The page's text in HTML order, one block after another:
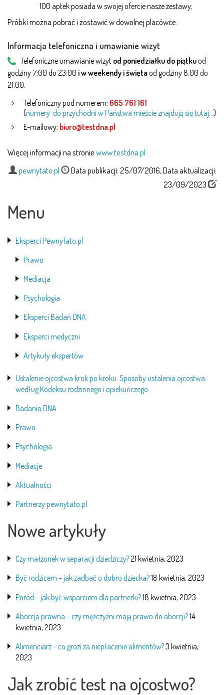
100 aptek posiada w swojej ofercie nasze zestawy;
Próbki można pobrać i zostawić w dowolnej placówce.
Informacja telefoniczna i umawianie wizyt
Telefoniczne umawianie wizyt od poniedziałku do piątkuod
godziny 7:00 do 23:00 i w weekendy i święta od godziny 8.00 do
21.00.
Telefoniczny pod numerem: 665 761 161
(numery do przychodni w Państwa mieście znajdują się tutaj…)
E-mailowy: biuro@testdna.pl
Więcej informacji na stroniewww.testdna.pl
pewnytato.pl
Data publikacji: 25/07/2016, Data aktualizacji:
23/09/2023
Menu
Eksperci PewnyTato.pl
Prawo
Mediacja
Psychologia
Eksperci Badań DNA
Eksperci medyczni
Artykuły ekspertów
Ustalenie ojcostwa krok po kroku. Sposoby ustalenia ojcostwa
według Kodeksu rodzinnego i opiekuńczego
Badania DNA
Prawo
Psychologia
Mediacje
Aktualności
Partnerzy pewnytato.pl
Nowe artykuły
Czy małżonek w separacji dziedziczy?21 kwietnia, 2023
Być rodzicem – jak zadbać o dobro dziecka?18 kwietnia, 2023
Poród – jak być wsparciem dla partnerki?18 kwietnia, 2023
Aborcja prawna – czy mężczyźni mają prawo do aborcji?14
kwietnia, 2023
Alimenciarz – co grozi za niepłacenie alimentów?3 kwietnia,
2023
Jak zrobić test na ojcostwo?